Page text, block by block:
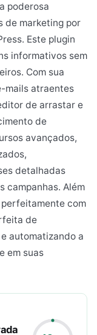
poderosa
de marketing por
Este plugin
informativos sem
Com sua
mails atraentes
de arrastar e
de
avançados,
detalhadas
campanhas. Além
com
de
automatizando a
em suas